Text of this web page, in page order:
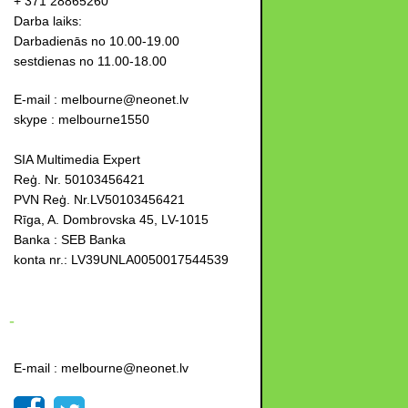
Darba laiks:
Darbadienās no 10.00-19.00
sestdienas no 11.00-18.00
E-mail : melbourne@neonet.lv
skype : melbourne1550
SIA Multimedia Expert
Reģ. Nr. 50103456421
PVN Reģ. Nr.LV50103456421
Rīga, A. Dombrovska 45, LV-1015
Banka : SEB Banka
konta nr.: LV39UNLA0050017544539
-
E-mail : melbourne@neonet.lv